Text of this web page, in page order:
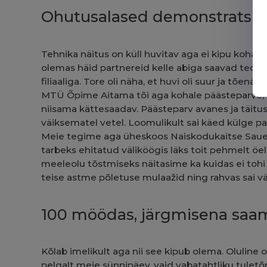
Ohutusalased
Tehnika näitus on küll huvitav aga ei kipu
olemas häid partnereid kelle abiga saavad
filiaaliga. Tore oli näha, et huvi oli suur ja
MTÜ Õpime Aitama tõi aga kohale
niisama kättesaadav. Päästeparv avanes ja
väiksematel vetel. Loomulikult sai käed külge
Meie tegime aga üheskoos Naiskodukaitse
tarbeks ehitatud väliköögis läks toit pehmelt
meeleolu tõstmiseks näitasime ka kuidas ei
teise astme põletuse mulaažid ning rahvas sai
100 möödas, järgmisena
Kõlab imelikult aga nii see kipub olema. Oluline